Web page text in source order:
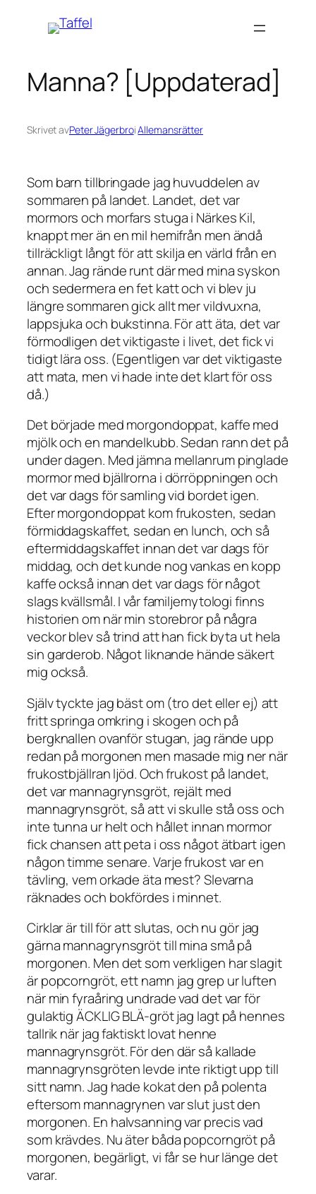
Manna? [Uppdaterad]
Skrivet avPeter JägerbroiAllemansrätter
Som barn tillbringade jag huvuddelen av
sommaren på landet. Landet, det var
mormors och morfars stuga i Närkes Kil,
knappt mer än en mil hemifrån men ändå
tillräckligt långt för att skilja en värld från en
annan. Jag rände runt där med mina syskon
och sedermera en fet katt och vi blev ju
längre sommaren gick allt mer vildvuxna,
lappsjuka och bukstinna. För att äta, det var
förmodligen det viktigaste i livet, det fick vi
tidigt lära oss. (Egentligen var det viktigaste
attmata, men vi hade inte det klart för oss
då.)
Det började med morgondoppat, kaffe med
mjölk och en mandelkubb. Sedan rann det på
under dagen. Med jämna mellanrum pinglade
mormor med bjällrorna i dörröppningen och
det var dags för samling vid bordet igen.
Efter morgondoppat kom frukosten, sedan
förmiddagskaffet, sedan en lunch, och så
eftermiddagskaffet innan det var dags för
middag, och det kunde nog vankas en kopp
kaffe också innan det var dags för något
slags kvällsmål. I vår familjemytologi finns
historien om när min storebror på några
veckor blev så trind att han fick byta ut hela
sin garderob. Något liknande hände säkert
mig också.
Själv tyckte jag bäst om (tro det eller ej) att
fritt springa omkring i skogen och på
bergknallen ovanför stugan, jag rände upp
redan på morgonen men masade mig ner när
frukostbjällran ljöd. Och frukost på landet,
det var mannagrynsgröt, rejält med
mannagrynsgröt, så att vi skulle stå oss och
inte tunna ur helt och hållet innan mormor
fick chansen att peta i oss något ätbart igen
någon timme senare. Varje frukost var en
tävling, vem orkade äta mest? Slevarna
räknades och bokfördes i minnet.
Cirklar är till för att slutas, och nu gör jag
gärna mannagrynsgröt till mina små på
morgonen. Men det som verkligen har slagit
ärpopcorngröt, ett namn jag grep ur luften
när min fyraåring undrade vad det var för
gulaktig ÄCKLIG BLÄ-gröt jag lagt på hennes
tallrik när jag faktiskt lovat henne
mannagrynsgröt. För den där så kallade
mannagrynsgröten levde inte riktigt upp till
sitt namn. Jag hade kokat den på polenta
eftersom mannagrynen var slut just den
morgonen. En halvsanning var precis vad
som krävdes. Nu äter båda popcorngröt på
morgonen, begärligt, vi får se hur länge det
varar.